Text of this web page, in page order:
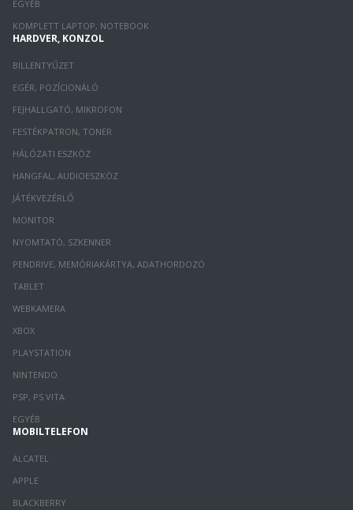
EGYÉB
KOMPLETT LAPTOP, NOTEBOOK
HARDVER, KONZOL
BILLENTYŰZET
EGÉR, POZÍCIONÁLÓ
FEJHALLGATÓ, MIKROFON
FESTÉKPATRON, TONER
HÁLÓZATI ESZKÖZ
HANGFAL, AUDIOESZKÖZ
JÁTÉKVEZÉRLŐ
MONITOR
NYOMTATÓ, SZKENNER
PENDRIVE, MEMÓRIAKÁRTYA, ADATHORDOZÓ
TABLET
WEBKAMERA
XBOX
PLAYSTATION
NINTENDO
PSP, PS VITA
EGYÉB
MOBILTELEFON
ALCATEL
APPLE
BLACKBERRY